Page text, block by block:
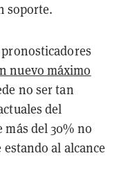
soporte.
nuevo máximo
no ser tan
del
del 30% no
estando al alcance